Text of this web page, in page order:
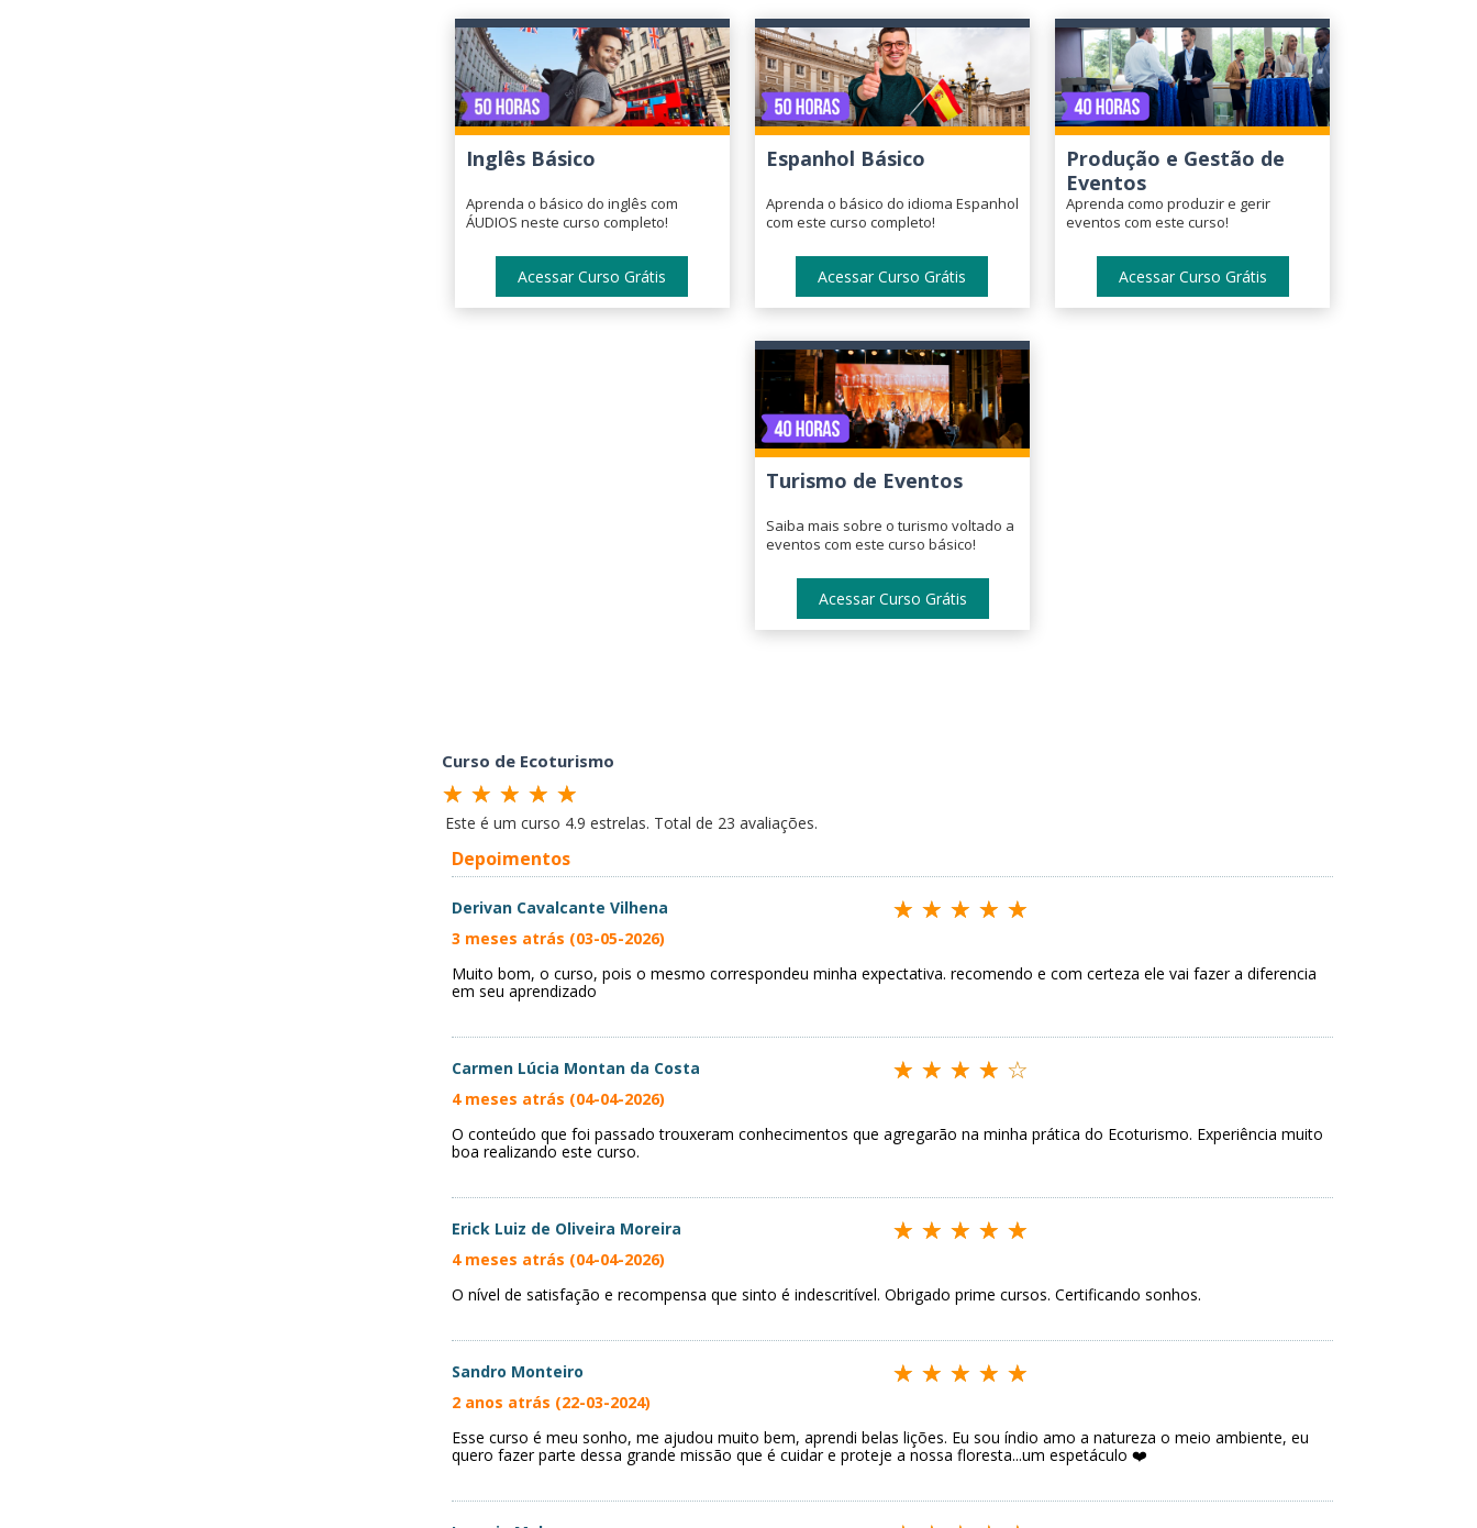
Inglês Básico
Aprenda o básico do inglês com
ÁUDIOS neste curso completo!
Acessar Curso Grátis
Espanhol Básico
Aprenda o básico do idioma Espanhol
com este curso completo!
Acessar Curso Grátis
Produção e Gestão de
Eventos
Aprenda como produzir e gerir
eventos com este curso!
Acessar Curso Grátis
Turismo de Eventos
Saiba mais sobre o turismo voltado a
eventos com este curso básico!
Acessar Curso Grátis
Curso de Ecoturismo
Este é um curso 4.9 estrelas. Total de 23 avaliações.
Depoimentos
Derivan Cavalcante Vilhena
3 meses atrás (03-05-2026)
Muito bom, o curso, pois o mesmo correspondeu minha expectativa. recomendo e com certeza ele vai fazer a diferencia
em seu aprendizado
Carmen Lúcia Montan da Costa
4 meses atrás (04-04-2026)
O conteúdo que foi passado trouxeram conhecimentos que agregarão na minha prática do Ecoturismo. Experiência muito
boa realizando este curso.
Erick Luiz de Oliveira Moreira
4 meses atrás (04-04-2026)
O nível de satisfação e recompensa que sinto é indescritível. Obrigado prime cursos. Certificando sonhos.
Sandro Monteiro
2 anos atrás (22-03-2024)
Esse curso é meu sonho, me ajudou muito bem, aprendi belas lições. Eu sou índio amo a natureza o meio ambiente, eu
quero fazer parte dessa grande missão que é cuidar e proteje a nossa floresta...um espetáculo ❤️